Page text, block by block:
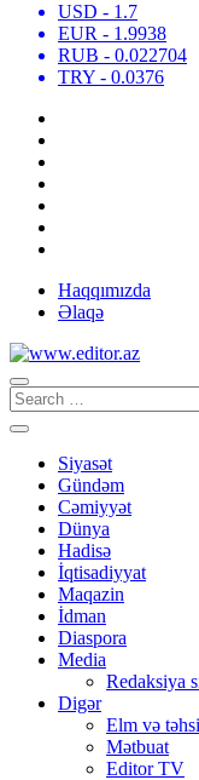
USD - 1.7
EUR - 1.9938
RUB - 0.022704
TRY - 0.0376
Haqqımızda
Əlaqə
Siyasət
Gündəm
Cəmiyyət
Dünya
Hadisə
İqtisadiyyat
Maqazin
İdman
Diaspora
Media
Redaksiya
Digər
Elm və
Mətbuat
Editor TV